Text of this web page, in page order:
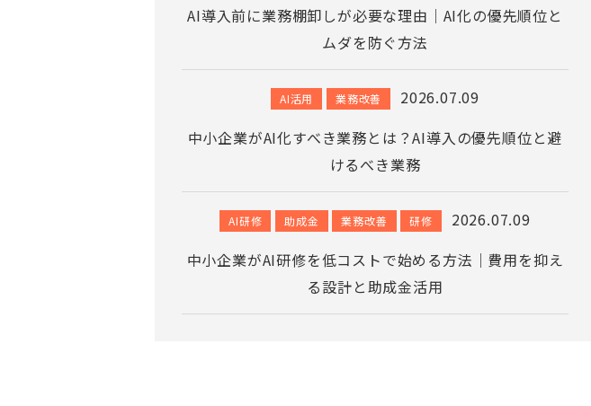
AI導入前に業務棚卸しが必要な理由｜AI化の優先順位と
ムダを防ぐ方法
AI活用 業務改善
2026.07.09
中小企業がAI化すべき業務とは？AI導入の優先順位と避
けるべき業務
AI研修 助成金 業務改善 研修
2026.07.09
中小企業がAI研修を低コストで始める方法｜費用を抑え
る設計と助成金活用